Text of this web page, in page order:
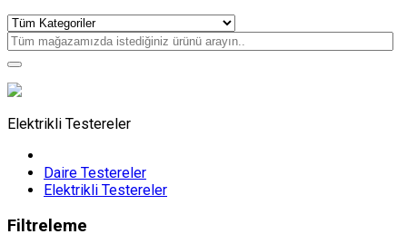
Elektrikli Testereler
Daire Testereler
Elektrikli Testereler
Filtreleme